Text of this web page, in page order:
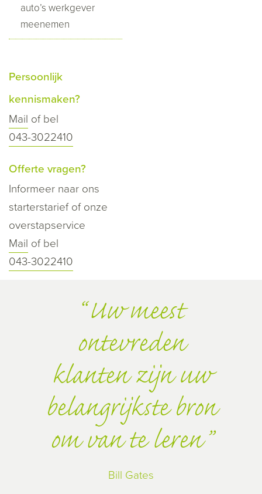
auto’s werkgever
meenemen
Persoonlijk
kennismaken?
Mail of bel
043-3022410
Offerte vragen?
Informeer naar ons
starterstarief of onze
overstapservice
Mail of bel
043-3022410
Uw meest
ontevreden
klanten zijn uw
belangrijkste bron
om van te leren
Bill Gates